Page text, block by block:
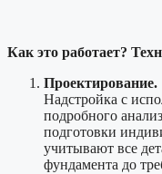
Как это работает?
Проектирование.
Надстройка с
подробного
подготовки
учитывают все
фундамента до